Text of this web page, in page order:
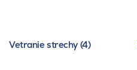
Vetranie strechy (4)